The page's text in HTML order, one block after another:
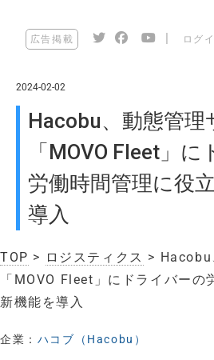
広告掲載 ログ
2024-02-02
Hacobu、動態管理
「MOVO Fleet」
労働時間管理に役
導入
TOP > ロジスティクス > Hacobu
「MOVO Fleet」にドライバーの
新機能を導入
企業： ハコブ（Hacobu）